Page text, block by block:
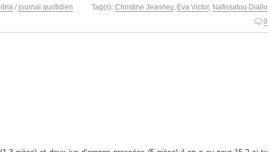
/ journal quotidien Tag(s): Christine Jeanney, Eva Victor, Nafissatou Diallo
0